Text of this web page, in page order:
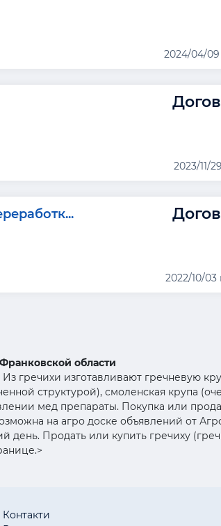
2024/04/09
2023/11/
2022/10/03
области
гречихи изготавливают гречневую
структурой), смоленская крупа
мед препараты. Покупка или
на агро доске объявлений от
день. Продать или купить гречиху
Контакти